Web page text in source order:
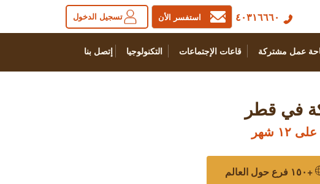
تسجيل الدخول استفسر الأن ٤٠٣١٦٦٦٠
عمل مشتركة قاعات الإجتماعات التكنولوجيا إتصل بنا
في قطر
+١٥٠ فرع حول العالم